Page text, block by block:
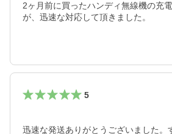
2ヶ月前に買ったハンディ無線機の充
が、迅速な対応して頂きました。
5
迅速な発送ありがとうございました。